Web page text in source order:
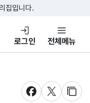
로가기
가기
집입니다.
포털
로그인 전체메뉴
새창 열림새창 열림
새창